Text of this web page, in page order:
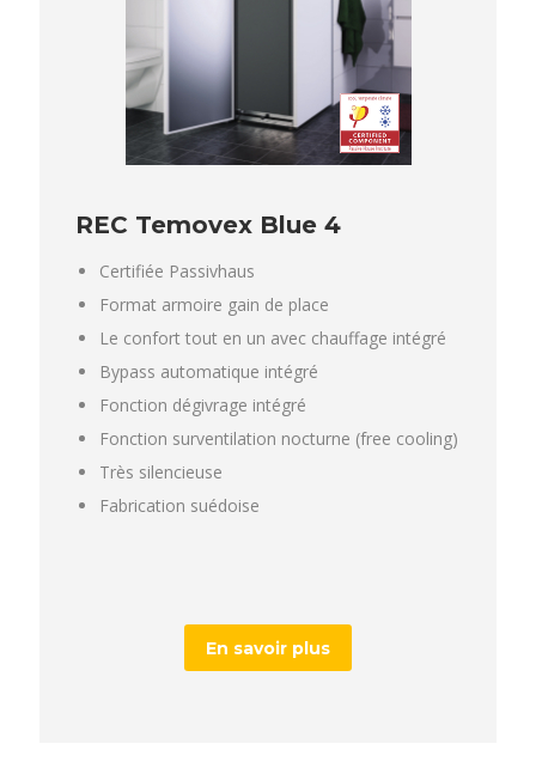
REC Temovex Blue 4
Certifiée Passivhaus
Format armoire gain de place
Le confort tout en un avec chauffage intégré
Bypass automatique intégré
Fonction dégivrage intégré
Fonction surventilation nocturne (free cooling)
Très silencieuse
Fabrication suédoise
En savoir plus